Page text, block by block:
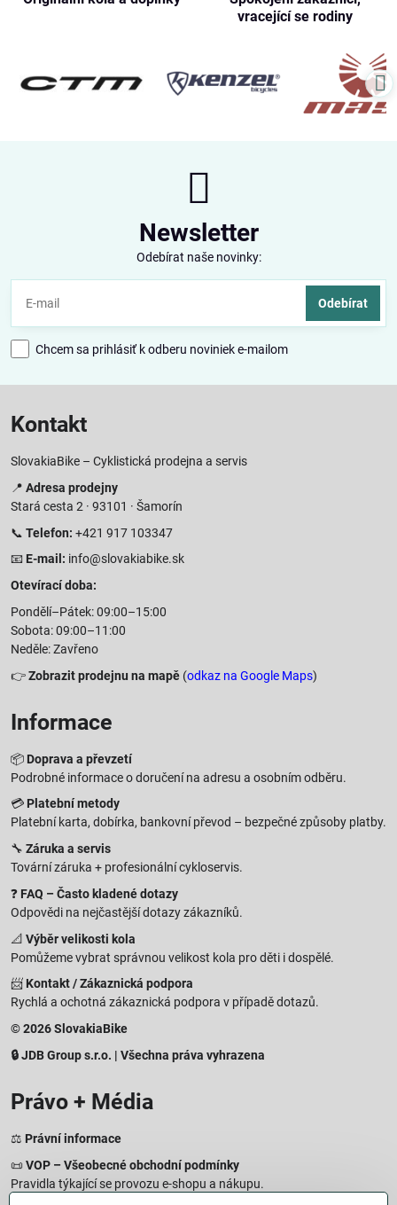
vracející se rodiny
Newsletter
Odebírat naše novinky:
Odebírat
Chcem sa prihlásiť k odberu noviniek e-mailom
Kontakt
SlovakiaBike – Cyklistická prodejna a servis
📍 Adresa prodejny
Stará cesta 2 · 93101 · Šamorín
📞 Telefon: +421 917 103347
📧 E-mail: info@slovakiabike.sk
Otevírací doba:
Pondělí–Pátek: 09:00–15:00
Sobota: 09:00–11:00
Neděle: Zavřeno
👉Zobrazit prodejnu na mapě (odkaz na Google Maps)
Informace
📦 Doprava a převzetí
Podrobné informace o doručení na adresu a osobním odběru.
💳 Platební metody
Platební karta, dobírka, bankovní převod – bezpečné způsoby platby.
🔧 Záruka a servis
Tovární záruka + profesionální cykloservis.
❓ FAQ – Často kladené dotazy
Odpovědi na nejčastější dotazy zákazníků.
📐 Výběr velikosti kola
Pomůžeme vybrat správnou velikost kola pro děti i dospělé.
📨 Kontakt / Zákaznická podpora
Rychlá a ochotná zákaznická podpora v případě dotazů.
© 2026 SlovakiaBike
🔒 JDB Group s.r.o. | Všechna práva vyhrazena
Právo + Média
⚖️ Právní informace
📜VOP – Všeobecné obchodní podmínky
Pravidla týkající se provozu e-shopu a nákupu.